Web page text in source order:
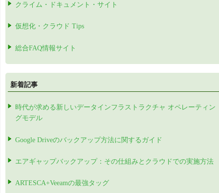
クライム・ドキュメント・サイト
仮想化・クラウド Tips
総合FAQ情報サイト
新着記事
時代が求める新しいデータインフラストラクチャ オペレーティン
グモデル
Google Driveのバックアップ方法に関するガイド
エアギャップバックアップ：その仕組みとクラウドでの実施方法
ARTESCA+Veeamの最強タッグ